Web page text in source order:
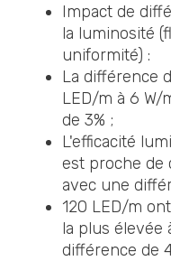
Impact de
la luminosité
uniformité) :
La différence
LED/m à 6 W/
de 3% ;
L'efficacité
est proche de
avec une
120 LED/m
la plus élevée
différence de